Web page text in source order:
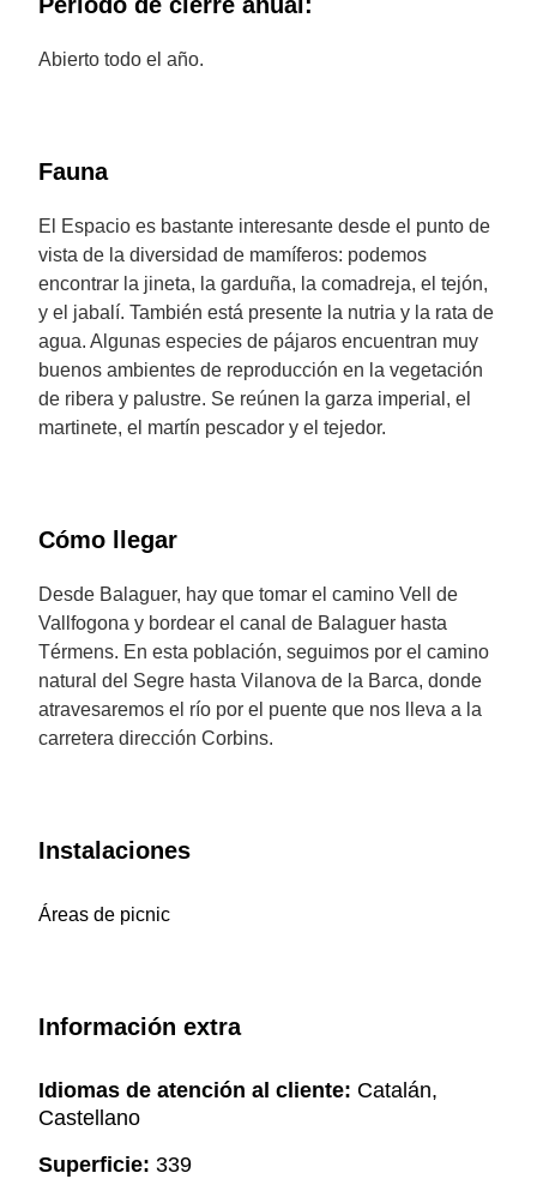
Abierto todo el año.
Fauna
El Espacio es bastante interesante desde el punto de
vista de la diversidad de mamíferos: podemos
encontrar la jineta, la garduña, la comadreja, el tejón,
y el jabalí. También está presente la nutria y la rata de
agua. Algunas especies de pájaros encuentran muy
buenos ambientes de reproducción en la vegetación
de ribera y palustre. Se reúnen la garza imperial, el
martinete, el martín pescador y el tejedor.
Cómo llegar
Desde Balaguer, hay que tomar el camino Vell de
Vallfogona y bordear el canal de Balaguer hasta
Térmens. En esta población, seguimos por el camino
natural del Segre hasta Vilanova de la Barca, donde
atravesaremos el río por el puente que nos lleva a la
carretera dirección Corbins.
Instalaciones
Áreas de picnic
Información extra
Idiomas de atención al cliente: Catalán,
Castellano
Superficie: 339